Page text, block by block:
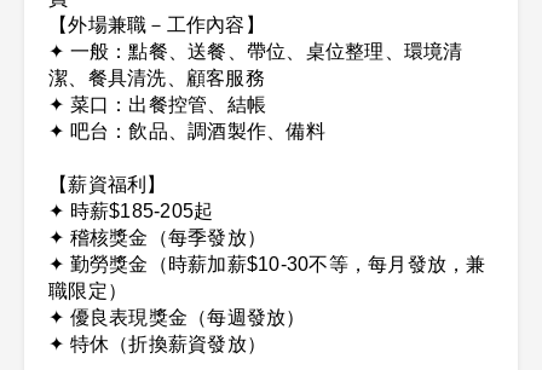
【外場兼職－工作內容】
✦ 一般：點餐、送餐、帶位、桌位整理、環境清
潔、餐具清洗、顧客服務
✦ 菜口：出餐控管、結帳
✦ 吧台：飲品、調酒製作、備料
【薪資福利】
✦ 時薪$185-205起
✦ 稽核獎金（每季發放）
✦ 勤勞獎金（時薪加薪$10-30不等，每月發放，兼
職限定）
✦ 優良表現獎金（每週發放）
✦ 特休（折換薪資發放）